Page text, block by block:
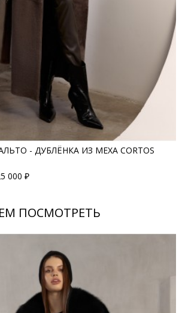
этим прекрасным изделием!
информационный характер, состав и
быть изменены производителем
- ДУБЛЁНКА ИЗ МЕХА CORTOS
000 ₽
ПОСМОТРЕТЬ